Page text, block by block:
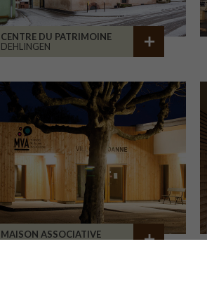
CENTRE DU PATRIMOINE
DEHLINGEN
MAISON ASSOCIATIVE